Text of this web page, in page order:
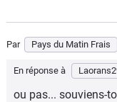
Par Pays du Matin Frais
En réponse à
ou pas... souviens-